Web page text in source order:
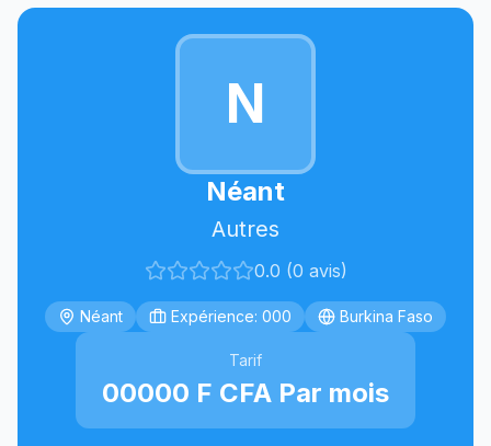
N
Néant
Autres
0.0 (0 avis)
Néant Expérience: 000 Burkina Faso
Tarif
00000 F CFA Par mois